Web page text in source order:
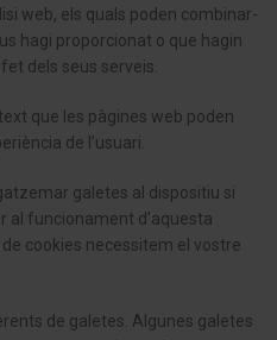
web, els quals poden combinar-
hagi proporcionat o que hagin
dels seus serveis.
que les pàgines web poden
de l’usuari.
galetes al dispositiu si
al funcionament d’aquesta
cookies necessitem el vostre
de galetes. Algunes galetes